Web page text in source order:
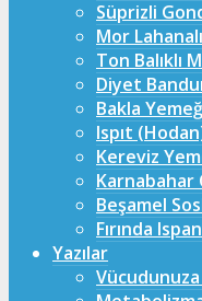
Süprizli
Mor
Ton Balıklı
Diyet
Bakla
Ispıt
Kereviz
Karnabahar
Beşamel
Fırında
Yazılar